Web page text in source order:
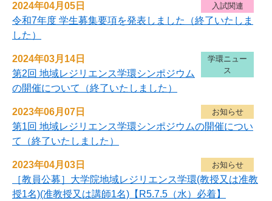
2024年04月05日 入試関連
令和7年度 学生募集要項を発表しました（終了いたしま
した）
2024年03月14日
学環ニュー
ス
第2回 地域レジリエンス学環シンポジウム
の開催について（終了いたしました）
2023年06月07日 お知らせ
第1回 地域レジリエンス学環シンポジウムの開催につい
て（終了いたしました）
2023年04月03日 お知らせ
［教員公募］大学院地域レジリエンス学環(教授又は准教
授1名)(准教授又は講師1名)【R5.7.5（水）必着】